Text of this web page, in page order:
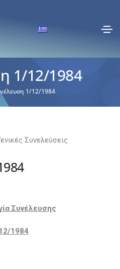
1/12/1984
1/12/1984
Συνελεύσεις
Συνέλευσης
1984